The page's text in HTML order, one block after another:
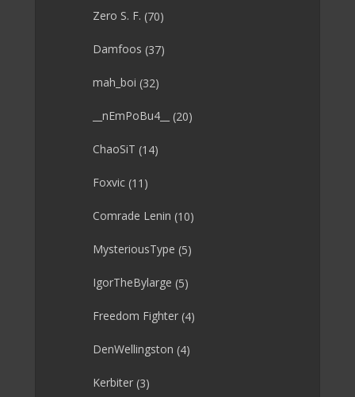
Zero S. F. (70)
Damfoos (37)
mah_boi (32)
__nEmPoBu4__ (20)
ChaoSiT (14)
Foxvic (11)
Comrade Lenin (10)
MysteriousType (5)
IgorTheBylarge (5)
Freedom Fighter (4)
DenWellingston (4)
Kerbiter (3)